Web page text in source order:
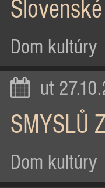
Dom kultúry
ut
SMYSLŮ
Dom kultúry